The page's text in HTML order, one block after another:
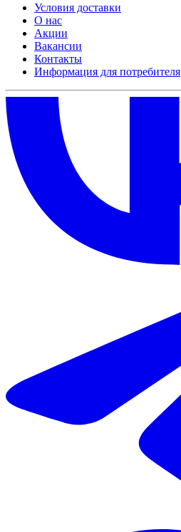
Условия доставки
О нас
Акции
Вакансии
Контакты
Информация для потребителя